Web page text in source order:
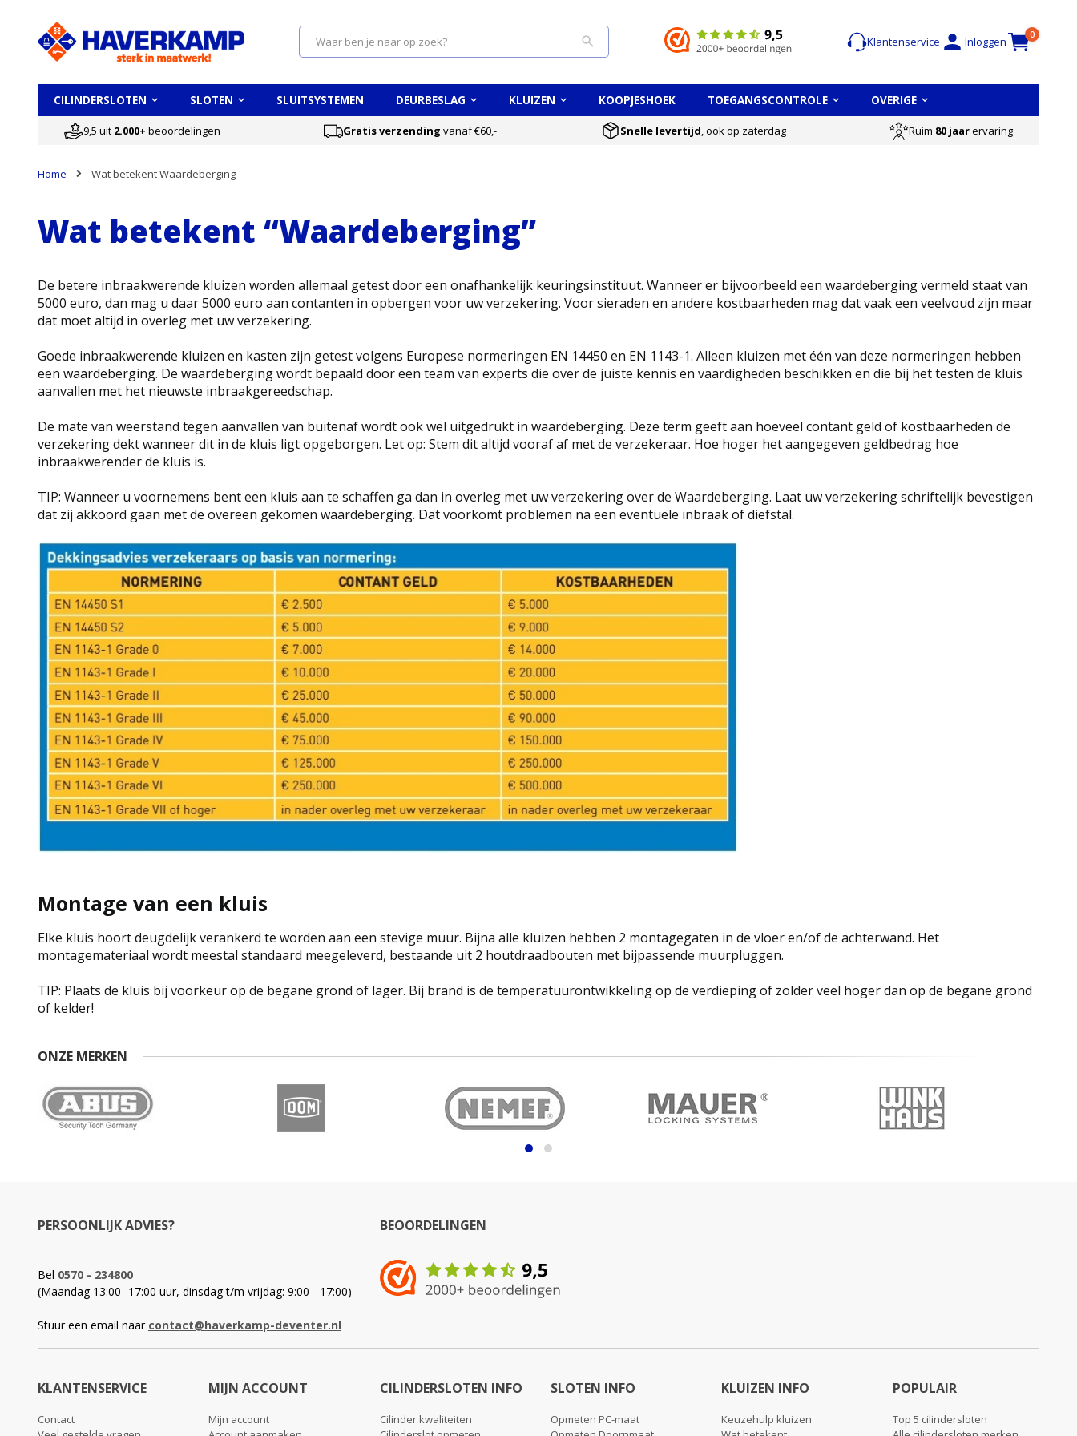
Search Search
Klantenservice Inloggen
Cart
0items
CILINDERSLOTEN SLOTEN SLUITSYSTEMEN DEURBESLAG KLUIZEN KOOPJESHOEK TOEGANGSCONTROLE OVERIGE
9,5 uit 2.000+ beoordelingen Gratis verzending vanaf €60,- Snelle levertijd, ook op zaterdag Ruim 80 jaarervaring
Home Wat betekent Waardeberging
Wat betekent “Waardeberging”
De betere inbraakwerende kluizen worden allemaal getest door een onafhankelijk keuringsinstituut. Wanneer er bijvoorbeeld een waardeberging vermeld staat van
5000 euro, dan mag u daar 5000 euro aan contanten in opbergen voor uw verzekering. Voor sieraden en andere kostbaarheden mag dat vaak een veelvoud zijn maar
dat moet altijd in overleg met uw verzekering.
Goede inbraakwerende kluizen en kasten zijn getest volgens Europese normeringen EN 14450 en EN 1143-1. Alleen kluizen met één van deze normeringen hebben
een waardeberging. De waardeberging wordt bepaald door een team van experts die over de juiste kennis en vaardigheden beschikken en die bij het testen de kluis
aanvallen met het nieuwste inbraakgereedschap.
De mate van weerstand tegen aanvallen van buitenaf wordt ook wel uitgedrukt in waardeberging. Deze term geeft aan hoeveel contant geld of kostbaarheden de
verzekering dekt wanneer dit in de kluis ligt opgeborgen. Let op: Stem dit altijd vooraf af met de verzekeraar. Hoe hoger het aangegeven geldbedrag hoe
inbraakwerender de kluis is.
TIP: Wanneer u voornemens bent een kluis aan te schaffen ga dan in overleg met uw verzekering over de Waardeberging. Laat uw verzekering schriftelijk bevestigen
dat zij akkoord gaan met de overeen gekomen waardeberging. Dat voorkomt problemen na een eventuele inbraak of diefstal.
Montage van een kluis
Elke kluis hoort deugdelijk verankerd te worden aan een stevige muur. Bijna alle kluizen hebben 2 montagegaten in de vloer en/of de achterwand. Het
montagemateriaal wordt meestal standaard meegeleverd, bestaande uit 2 houtdraadbouten met bijpassende muurpluggen.
TIP: Plaats de kluis bij voorkeur op de begane grond of lager. Bij brand is de temperatuurontwikkeling op de verdieping of zolder veel hoger dan op de begane grond
of kelder!
ONZE MERKEN
PERSOONLIJK ADVIES?
Bel 0570 - 234800
(Maandag 13:00 -17:00 uur, dinsdag t/m vrijdag: 9:00 - 17:00)
Stuur een email naar contact@haverkamp-deventer.nl
BEOORDELINGEN
KLANTENSERVICE
Contact
MIJN ACCOUNT
Mijn account
CILINDERSLOTEN INFO
Cilinder kwaliteiten
SLOTEN INFO
Opmeten PC-maat
KLUIZEN INFO
Keuzehulp kluizen
POPULAIR
Top 5 cilindersloten